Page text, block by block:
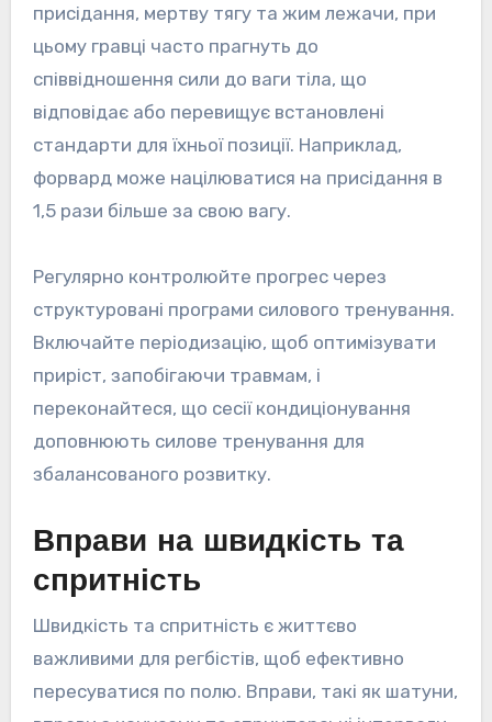
присідання, мертву тягу та жим лежачи, при
цьому гравці часто прагнуть до
співвідношення сили до ваги тіла, що
відповідає або перевищує встановлені
стандарти для їхньої позиції. Наприклад,
форвард може націлюватися на присідання в
1,5 рази більше за свою вагу.
Регулярно контролюйте прогрес через
структуровані програми силового тренування.
Включайте періодизацію, щоб оптимізувати
приріст, запобігаючи травмам, і
переконайтеся, що сесії кондиціонування
доповнюють силове тренування для
збалансованого розвитку.
Вправи на швидкість та
спритність
Швидкість та спритність є життєво
важливими для регбістів, щоб ефективно
пересуватися по полю. Вправи, такі як шатуни,